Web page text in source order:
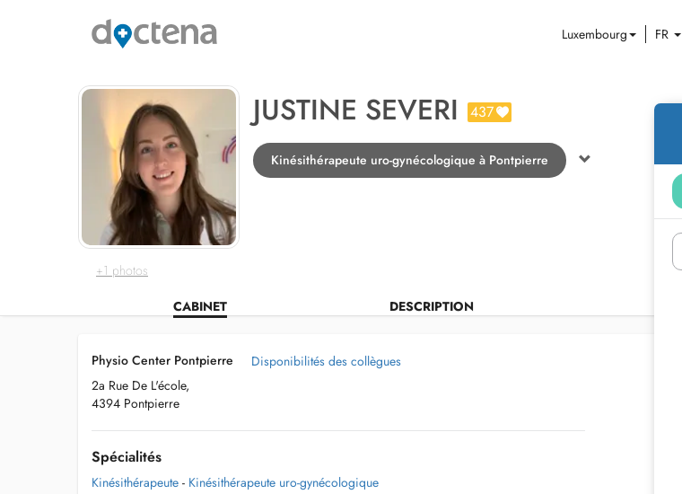
Luxembourg FR
+1 photos
JUSTINE SEVERI 437
Kinésithérapeute uro-gynécologique à Pontpierre
CABINET DESCRIPTION
Physio Center Pontpierre
2a Rue De L'école,
4394 Pontpierre
Disponibilités des collègues
Spécialités
Kinésithérapeute - Kinésithérapeute uro-gynécologique